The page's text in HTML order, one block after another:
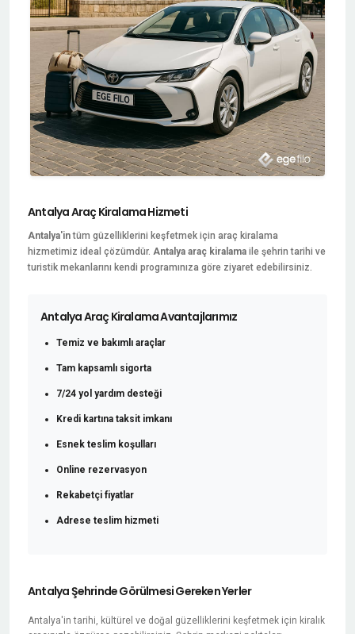
Antalya Araç Kiralama Hizmeti
Antalya'intüm güzelliklerini keşfetmek için araç kiralama
hizmetimiz ideal çözümdür. Antalya araç kiralama ile şehrin tarihi ve
turistik mekanlarını kendi programınıza göre ziyaret edebilirsiniz.
Antalya Araç Kiralama Avantajlarımız
Temiz ve bakımlı araçlar
Tam kapsamlı sigorta
7/24 yol yardım desteği
Kredi kartına taksit imkanı
Esnek teslim koşulları
Online rezervasyon
Rekabetçi fiyatlar
Adrese teslim hizmeti
Antalya Şehrinde Görülmesi Gereken Yerler
Antalya'in tarihi, kültürel ve doğal güzelliklerini keşfetmek için kiralık